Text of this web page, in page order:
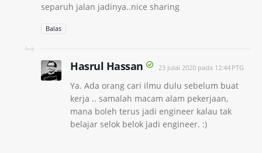
separuh jalan jadinya..nice sharing
Balas
Hasrul Hassan 23 Julai 2020 pada 12:44 PTG
Ya. Ada orang cari ilmu dulu sebelum buat
kerja .. samalah macam alam pekerjaan,
mana boleh terus jadi engineer kalau tak
belajar selok belok jadi engineer. :)